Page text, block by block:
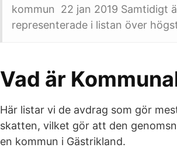
kommun 22 jan 2019 Samtidigt
representerade i listan över
Vad är
Här listar vi de avdrag som gör
skatten, vilket gör att den
en kommun i Gästrikland.